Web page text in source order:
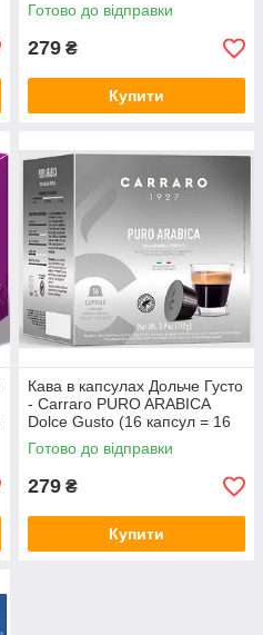
Готово до відправки
279 ₴
Купити
Кава в капсулах Дольче Густо
- Carraro PURO ARABICA
Dolce Gusto (16 капсул = 16
порцій)
Готово до відправки
279 ₴
Купити